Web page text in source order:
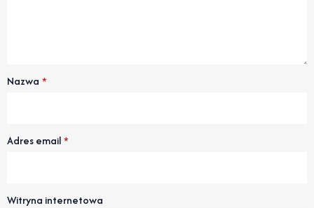
Nazwa *
Adres email*
Witryna internetowa